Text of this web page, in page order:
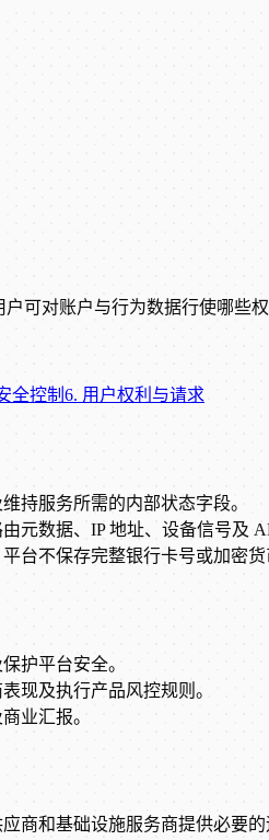
可对账户与行为数据行使哪些权
全控制 6. 用户权利与请求
持服务所需的内部状态字段。
数据、IP 地址、设备信号及
台不保存完整银行卡号或加密货
护平台安全。
现及执行产品风控规则。
业汇报。
商和基础设施服务商提供必要的